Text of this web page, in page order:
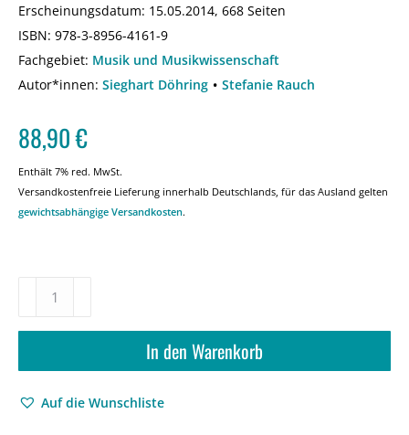
Erscheinungsdatum: 15.05.2014, 668 Seiten
ISBN: 978-3-8956-4161-9
Fachgebiet: Musik und Musikwissenschaft
Autor*innen: Sieghart Döhring Stefanie Rauch
88,90€
Enthält 7% red. MwSt.
Versandkostenfreie Lieferung innerhalb Deutschlands, für das Ausland gelten
gewichtsabhängige Versandkosten.
Heinz
In den Warenkorb
Auf die Wunschliste